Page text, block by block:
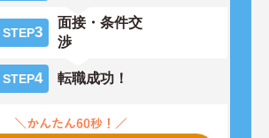
STEP3
面接・条件交
渉
STEP4 転職成功！